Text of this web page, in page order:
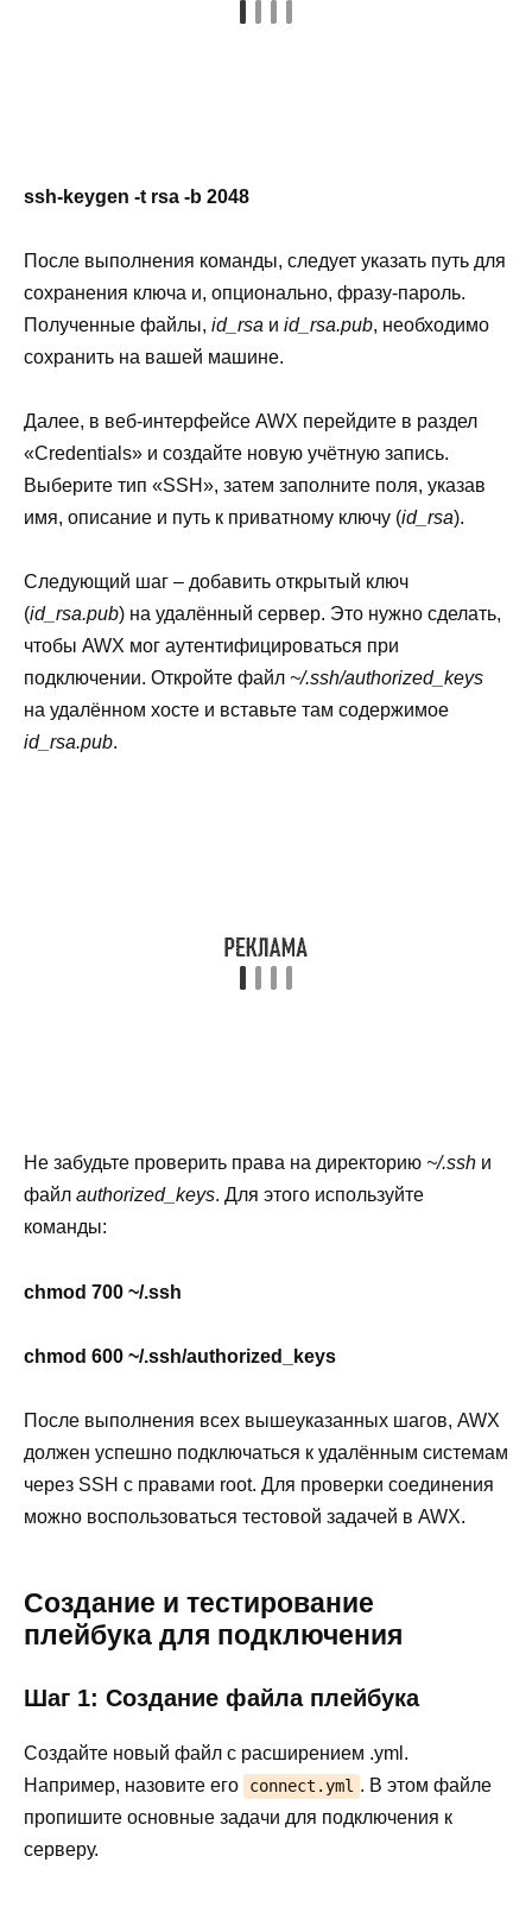
ssh-keygen -t rsa -b 2048
После выполнения команды, следует указать путь для
сохранения ключа и, опционально, фразу-пароль.
Полученные файлы, id_rsa и id_rsa.pub, необходимо
сохранить на вашей машине.
Далее, в веб-интерфейсе AWX перейдите в раздел
«Credentials» и создайте новую учётную запись.
Выберите тип «SSH», затем заполните поля, указав
имя, описание и путь к приватному ключу (id_rsa).
Следующий шаг – добавить открытый ключ
(id_rsa.pub) на удалённый сервер. Это нужно сделать,
чтобы AWX мог аутентифицироваться при
подключении. Откройте файл ~/.ssh/authorized_keys
на удалённом хосте и вставьте там содержимое
id_rsa.pub.
Не забудьте проверить права на директорию ~/.ssh и
файл authorized_keys. Для этого используйте
команды:
chmod 700 ~/.ssh
chmod 600 ~/.ssh/authorized_keys
После выполнения всех вышеуказанных шагов, AWX
должен успешно подключаться к удалённым системам
через SSH с правами root. Для проверки соединения
можно воспользоваться тестовой задачей в AWX.
Создание и тестирование
плейбука для подключения
Шаг 1: Создание файла плейбука
Создайте новый файл с расширением .yml.
Например, назовите его
connect.yml . В этом файле
пропишите основные задачи для подключения к
серверу.